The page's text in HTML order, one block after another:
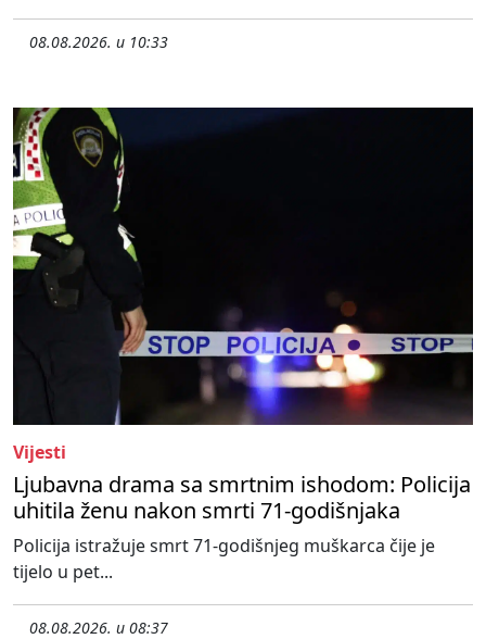
08.08.2026. u 10:33
Vijesti
Ljubavna drama sa smrtnim ishodom: Policija
uhitila ženu nakon smrti 71-godišnjaka
Policija istražuje smrt 71-godišnjeg muškarca čije je
tijelo u pet...
08.08.2026. u 08:37